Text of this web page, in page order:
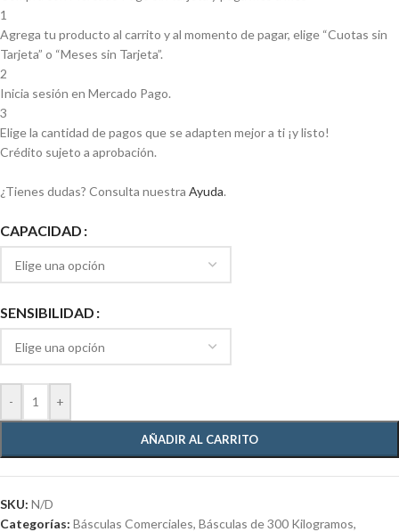
1
Agrega tu producto al carrito y al momento de pagar, elige “Cuotas sin
Tarjeta” o “Meses sin Tarjeta”.
2
Inicia sesión en Mercado Pago.
3
Elige la cantidad de pagos que se adapten mejor a ti ¡y listo!
Crédito sujeto a aprobación.
¿Tienes dudas? Consulta nuestra Ayuda.
CAPACIDAD
SENSIBILIDAD
- +
AÑADIR AL CARRITO
SKU: N/D
Categorías: Básculas Comerciales, Básculas de 300 Kilogramos,